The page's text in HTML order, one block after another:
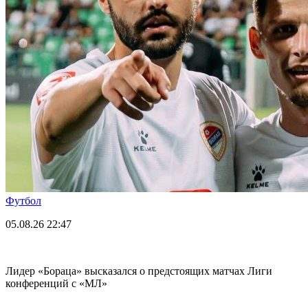
Футбол
05.08.26 22:47
Лидер «Бораца» высказался о предстоящих матчах Лиги
конференций с «МЛ»